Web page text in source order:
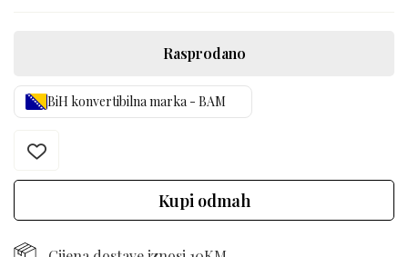
Rasprodano
BiH konvertibilna marka - BAM
Kupi odmah